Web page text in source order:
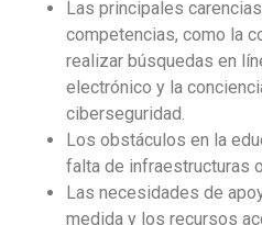
Las principales
competencias, como la
realizar búsquedas en
electrónico y la
ciberseguridad.
Los obstáculos en la
falta de infraestructuras
Las necesidades de
medida y los recursos